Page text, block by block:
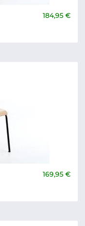
184,95 €
169,95 €